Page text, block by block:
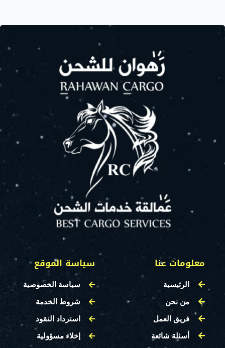
معلومات عنا
الرئيسية
من نحن
فريق العمل
أسئلة شائعة
سياسة الموقع
سياسة الخصوصية
شروط الخدمة
استرداد النقود
إخلاء مسؤولية